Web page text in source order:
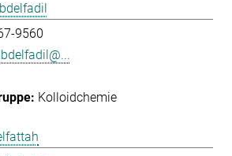
9560
Kolloidchemie